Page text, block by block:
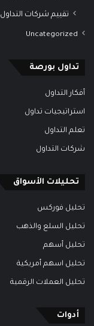
تقييم شركات التداول
Uncategorized
تداول بورصة
أفكار التداول
استراتيجيات تداول
تعلم التداول
شركات التداول
تحليلات الأسواق
تحليل فوركس
تحليل السلع والذهب
تحليل أسهم
تحليل اسهم أمريكية
تحليل العملات الرقمية
أدوات